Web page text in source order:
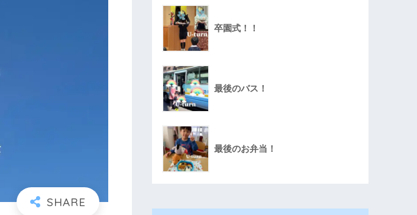
卒園式！！
最後のバス！
最後のお弁当！